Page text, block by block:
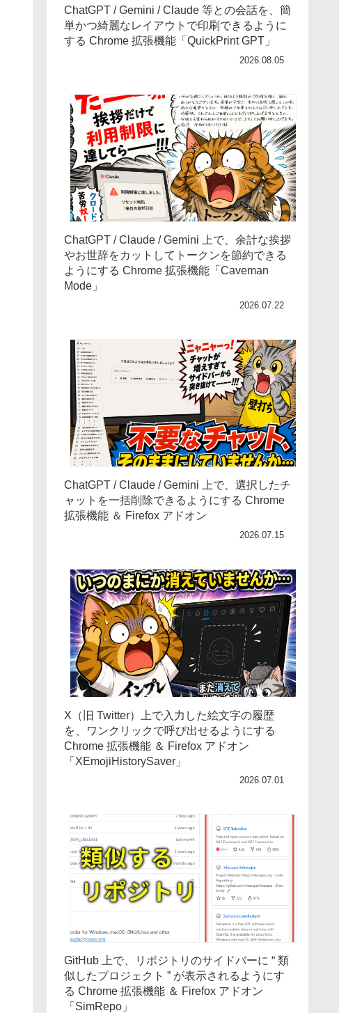
ChatGPT / Gemini / Claude 等との会話を、簡
単かつ綺麗なレイアウトで印刷できるように
する Chrome 拡張機能「QuickPrint GPT」
2026.08.05
ChatGPT / Claude / Gemini 上で、余計な挨拶
やお世辞をカットしてトークンを節約できる
ようにする Chrome 拡張機能「Caveman
Mode」
2026.07.22
ChatGPT / Claude / Gemini 上で、選択したチ
ャットを一括削除できるようにする Chrome
拡張機能 ＆ Firefox アドオン
2026.07.15
X（旧 Twitter）上で入力した絵文字の履歴
を、ワンクリックで呼び出せるようにする
Chrome 拡張機能 ＆ Firefox アドオン
「XEmojiHistorySaver」
2026.07.01
GitHub 上で、リポジトリのサイドバーに “ 類
似したプロジェクト ” が表示されるようにす
る Chrome 拡張機能 ＆ Firefox アドオン
「SimRepo」